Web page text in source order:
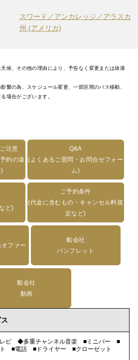
スワード／アンカレッジ／アラスカ
州 (アメリカ)
候、その他の理由により、予告なく変更または抜港
響の為、スケジュール変更、一部区間のバス移動、
場合がございます。
注意
約の違
Q&A
(よくあるご質問・お問合せフォー
ム)
ど)
ご予約条件
(代金に含むもの・キャンセル料規
定など)
ファー
船会社
パンフレット
船会社
動画
レビ ◆多重チャンネル音楽 ■ミニバー ■
■電話 ■ドライヤー ■クローゼット